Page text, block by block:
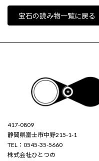
宝石の読み物一覧に戻る
417-0809
静岡県富士市中野215-1-1
TEL：0545-35-5660
株式会社ひとつの